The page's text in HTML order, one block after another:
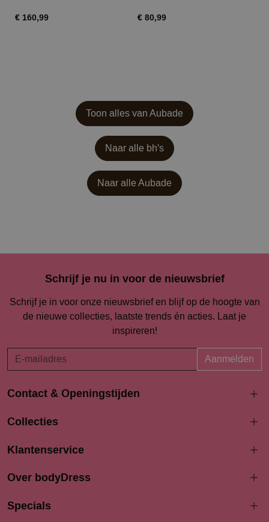
€ 160,99 € 80,99
Toon alles van Aubade
Naar alle bh's
Naar alleAubade
Schrijf je nu in voor de nieuwsbrief
Schrijf je in voor onze nieuwsbrief en blijf op de hoogte van
de nieuwe collecties, laatste trends én acties. Laat je
inspireren!
Aanmelden
Contact & Openingstijden
Langestraat 94-96
033 4690704
Openingstijden
Maandag 13:00 - 17:30
Collecties
Klantenservice
Over bodyDress
Specials